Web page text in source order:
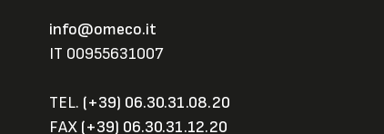
info@omeco.it
IT 00955631007
TEL. (+39) 06.30.31.08.20
FAX (+39) 06.30.31.12.20